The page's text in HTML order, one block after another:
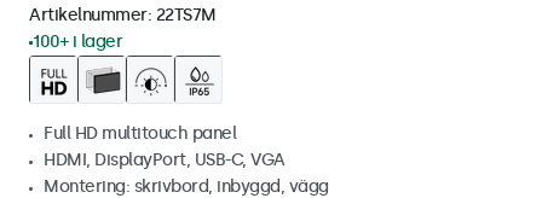
Artikelnummer: 22TS7M
100+ i lager
Full HD multitouch panel
HDMI, DisplayPort, USB-C, VGA
Montering: skrivbord, inbyggd, vägg